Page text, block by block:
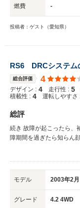
燃費 -
投稿者：ゲスト（愛知県）
RS6 DRCシステム
総合評価 4
デザイン : 4 走行性 : 5
積載性 : 4 運転しやすさ
総評
続き 故障が起こったら、補償期間内はパーツ交換をしてお茶を濁して、保
障期間を過ぎたら知らん
の、何かというとすぐに
持っているように感じら
が、ディーラーは明らか
ということを考えている
モデル 2003年2
グレード 4.2 4WD